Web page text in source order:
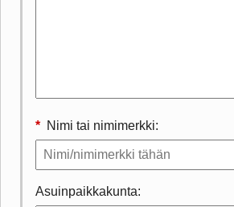
* Nimi tai nimimerkki:
Asuinpaikkakunta: